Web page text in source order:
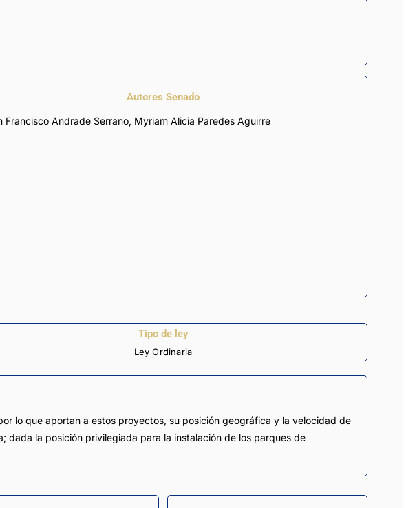
Autores Senado
Francisco Andrade Serrano, Myriam Alicia Paredes Aguirre
Tipo de ley
Ley Ordinaria
lo que aportan a estos proyectos, su posición geográfica y la velocidad de
dada la posición privilegiada para la instalación de los parques de